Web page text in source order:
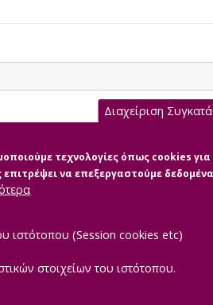
AS ΚΟΙΝΩΝΙΚΟ ΣΤΙΓΜΑ,
|Powered by
Διαχείριση
τεχνολογίες όπως cookies
επιτρέψει να επεξεργαστούμε
ιστότοπου (Session cookies etc)
στοιχείων του ιστότοπου.